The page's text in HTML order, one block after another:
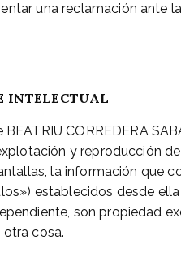
una reclamación ante
INTELECTUAL
CORREDERA
y reproducción
la información que
establecidos desde
son propiedad
cosa.